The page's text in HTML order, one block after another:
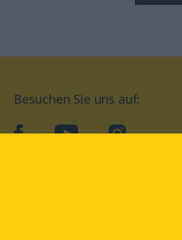
Besuchen Sie uns auf:
facebookYouTube Instagram